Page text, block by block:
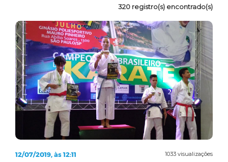
320 registro(s) encontrado(s)
1033 visualizações
12/07/2019, às 12:11